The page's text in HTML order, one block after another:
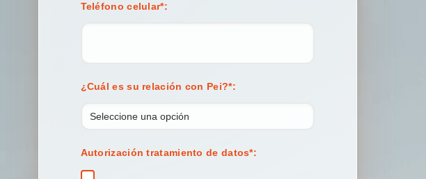
Teléfono celular*:
¿Cuál es su relación con Pei?*:
Autorización tratamiento de datos*: